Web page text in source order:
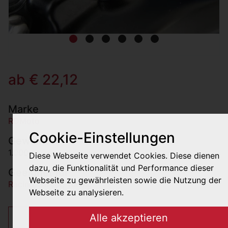
ab € 22,12
Marke
RDMoto
Gewicht
1.000g
Geeignet für
Racing,Street, Tuning
Cookie-Einstellungen
Diese Webseite verwendet Cookies. Diese dienen
dazu, die Funktionalität und Performance dieser
Webseite zu gewährleisten sowie die Nutzung der
Webseite zu analysieren.
Alle akzeptieren